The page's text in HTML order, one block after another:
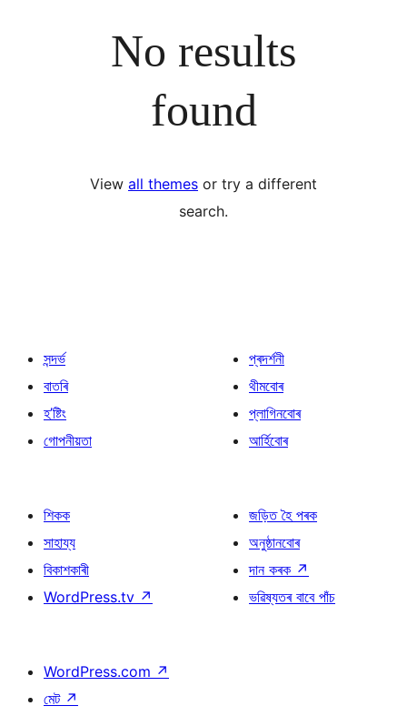
No results
found
View all themes or try a different
search.
সন্দৰ্ভ
বাতৰি
হ’ষ্টিং
গোপনীয়তা
প্ৰদৰ্শনী
থীমবোৰ
প্লাগিনবোৰ
আৰ্হিবোৰ
শিকক
সাহায্য
বিকাশকাৰী
WordPress.tv ↗
জড়িত হৈ পৰক
অনুষ্ঠানবোৰ
দান কৰক ↗
ভৱিষ্যতৰ বাবে পাঁচ
WordPress.com ↗
মেট ↗